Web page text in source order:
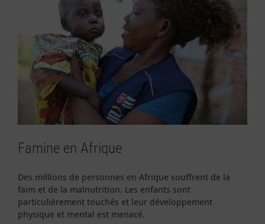
Famine en Afrique
Des millions de personnes en Afrique souffrent de la
faim et de la malnutrition. Les enfants sont
particulièrement touchés et leur développement
physique et mental est menacé.